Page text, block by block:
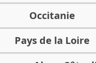
Occitanie
Pays de la Loire